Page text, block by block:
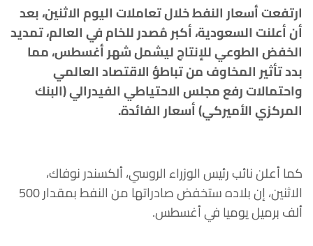
ارتفعت أسعار النفط خلال تعاملات اليوم الاثنين، بعد
أن أعلنت السعودية، أكبر مُصدر للخام في العالم، تمديد
الخفض الطوعي للإنتاج ليشمل شهر أغسطس، مما
بدد تأثير المخاوف من تباطؤ الاقتصاد العالمي
واحتمالات رفع مجلس الاحتياطي الفيدرالي (البنك
المركزي الأميركي) أسعار الفائدة.
كما أعلن نائب رئيس الوزراء الروسي، ألكسندر نوفاك،
الاثنين، إن بلاده ستخفض صادراتها من النفط بمقدار 500
ألف برميل يوميا في أغسطس.